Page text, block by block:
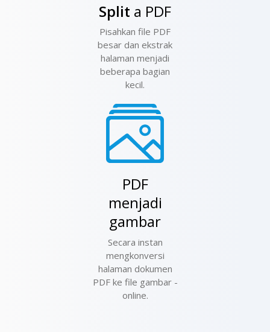
Split a PDF
Pisahkan file PDF
besar dan ekstrak
halaman menjadi
beberapa bagian
kecil.
PDF
menjadi
gambar
Secara instan
mengkonversi
halaman dokumen
PDF ke file gambar -
online.